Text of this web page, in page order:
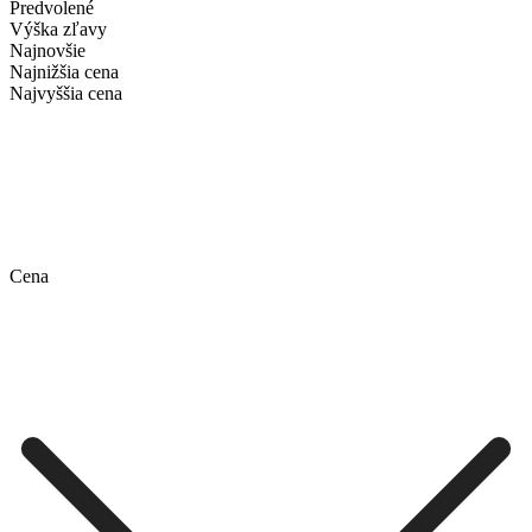
Predvolené
Výška zľavy
Najnovšie
Najnižšia cena
Najvyššia cena
Cena